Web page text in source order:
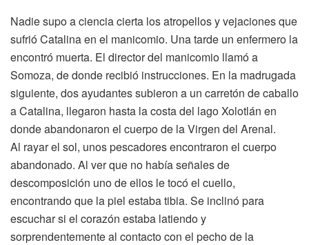
Nadie supo a ciencia cierta los atropellos y vejaciones que
sufrió Catalina en el manicomio. Una tarde un enfermero la
encontró muerta. El director del manicomio llamó a
Somoza, de donde recibió instrucciones. En la madrugada
siguiente, dos ayudantes subieron a un carretón de caballo
a Catalina, llegaron hasta la costa del lago Xolotlán en
donde abandonaron el cuerpo de la Virgen del Arenal.
Al rayar el sol, unos pescadores encontraron el cuerpo
abandonado. Al ver que no había señales de
descomposición uno de ellos le tocó el cuello,
encontrando que la piel estaba tibia. Se inclinó para
escuchar si el corazón estaba latiendo y
sorprendentemente al contacto con el pecho de la